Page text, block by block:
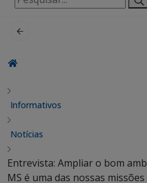
por:
Informativos
Notícias
Entrevista: Ampliar o bom
MS é uma das nossas